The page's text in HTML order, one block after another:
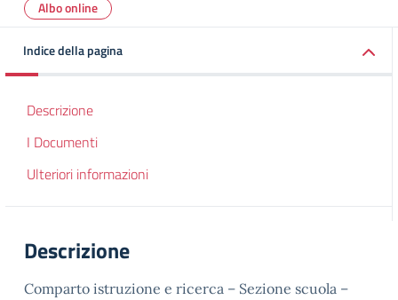
Albo online
Indice della pagina
Descrizione
I Documenti
Ulteriori informazioni
Descrizione
Comparto istruzione e ricerca – Sezione scuola –